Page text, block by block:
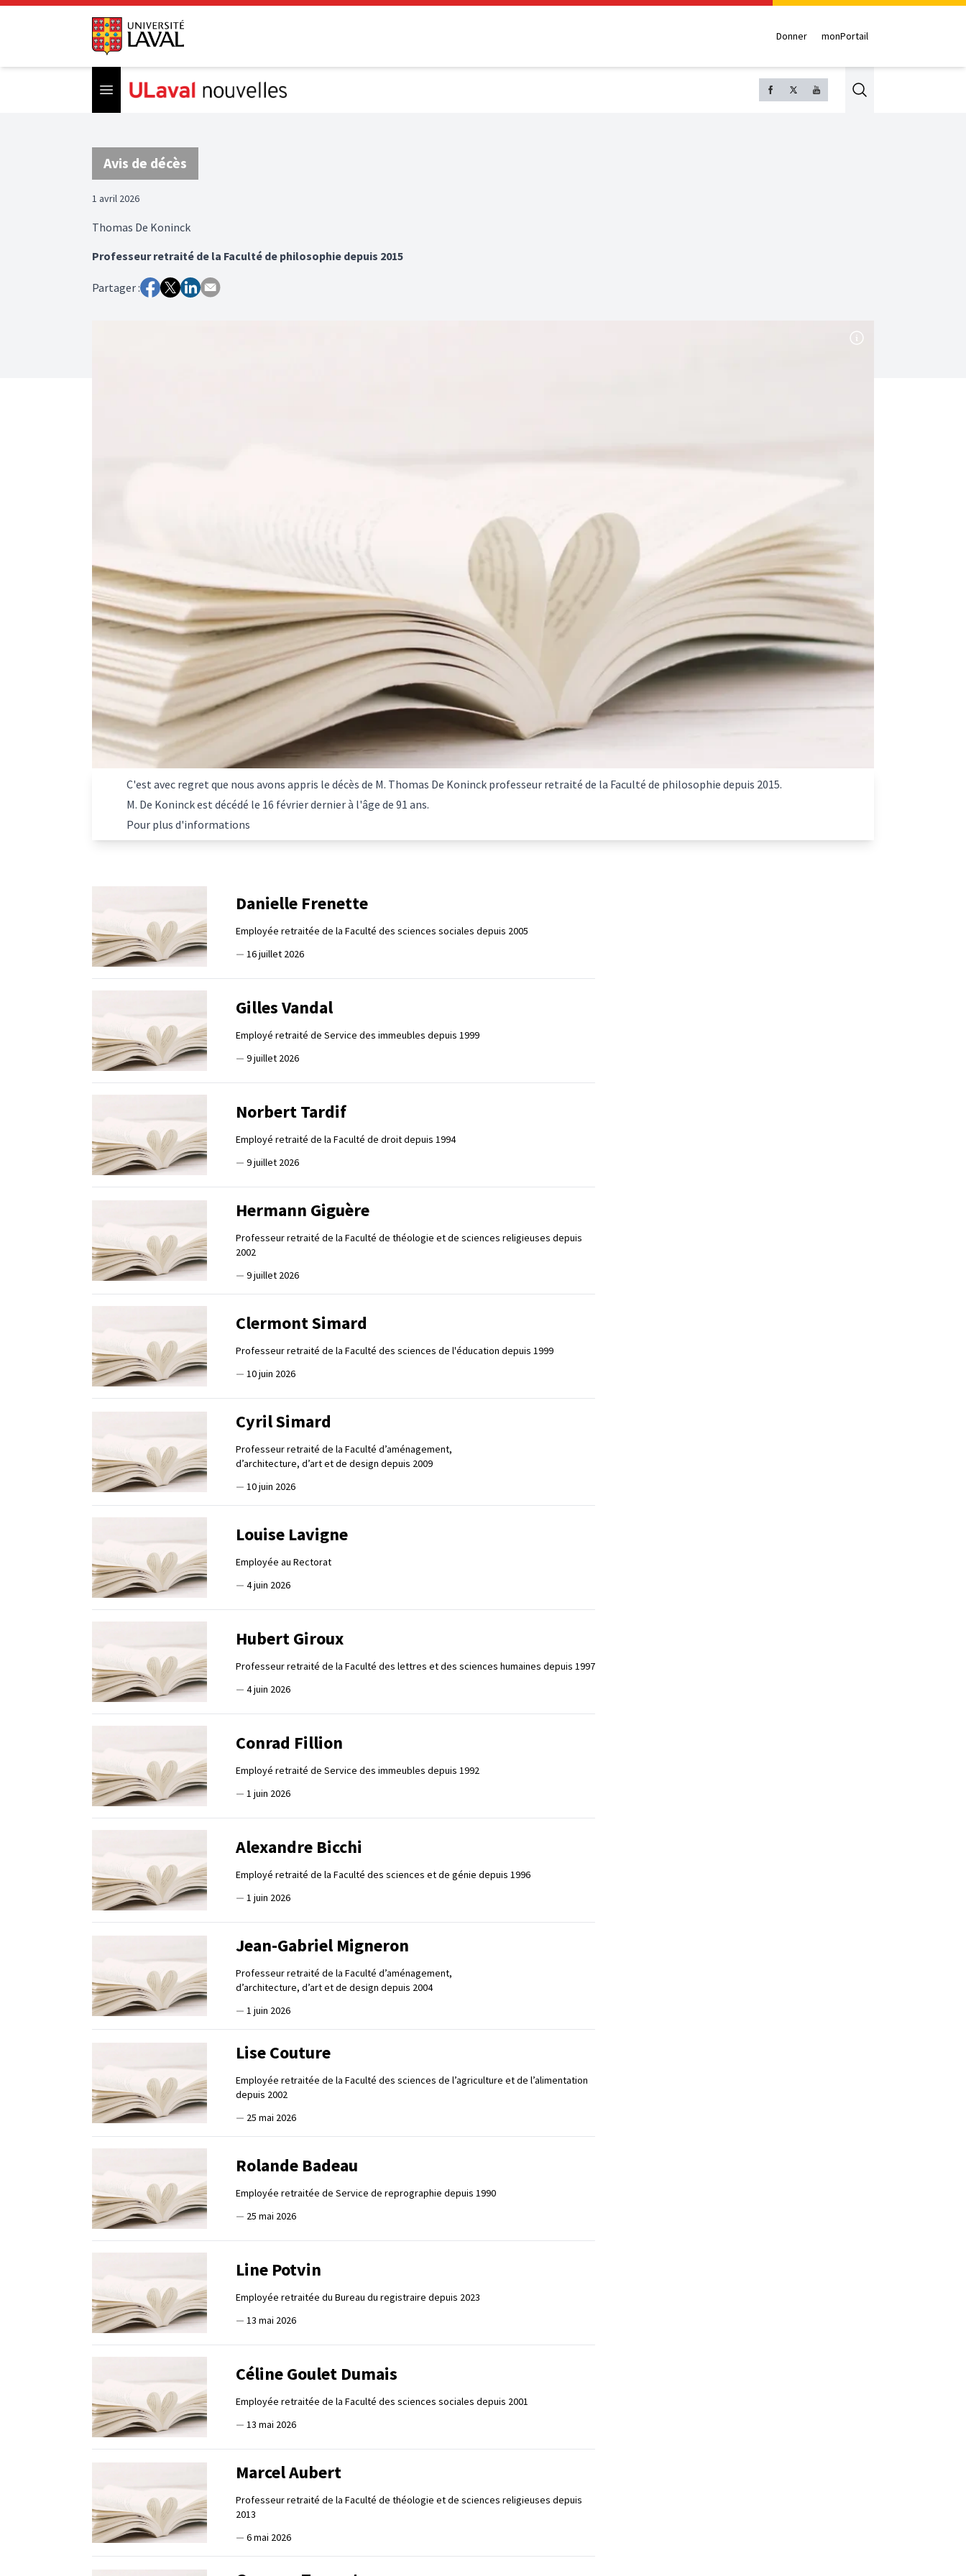
Donner monPortail
Open menu Search
Avis de décès
1 avril 2026
Thomas De Koninck
Professeur retraité de la Faculté de philosophie depuis 2015
Partager :
C'est avec regret que nous avons appris le décès de M. Thomas De Koninck professeur retraité de la Faculté de philosophie depuis 2015.
M. De Koninck est décédé le 16 février dernier à l'âge de 91 ans.
Pour plus d'informations
Danielle Frenette
Employée retraitée de la Faculté des sciences sociales depuis 2005
— 16 juillet 2026
Gilles Vandal
Employé retraité de Service des immeubles depuis 1999
— 9 juillet 2026
Norbert Tardif
Employé retraité de la Faculté de droit depuis 1994
— 9 juillet 2026
Hermann Giguère
Professeur retraité de la Faculté de théologie et de sciences religieuses depuis
2002
— 9 juillet 2026
Clermont Simard
Professeur retraité de la Faculté des sciences de l'éducation depuis 1999
— 10 juin 2026
Cyril Simard
Professeur retraité de la Faculté d’aménagement,
d’architecture, d’art et de design depuis 2009
— 10 juin 2026
Louise Lavigne
Employée au Rectorat
— 4 juin 2026
Hubert Giroux
Professeur retraité de la Faculté des lettres et des sciences humaines depuis 1997
— 4 juin 2026
Conrad Fillion
Employé retraité de Service des immeubles depuis 1992
— 1 juin 2026
Alexandre Bicchi
Employé retraité de la Faculté des sciences et de génie depuis 1996
— 1 juin 2026
Jean-Gabriel Migneron
Professeur retraité de la Faculté d’aménagement,
d’architecture, d’art et de design depuis 2004
— 1 juin 2026
Lise Couture
Employée retraitée de la Faculté des sciences de l’agriculture et de l’alimentation
depuis 2002
— 25 mai 2026
Rolande Badeau
Employée retraitée de Service de reprographie depuis 1990
— 25 mai 2026
Line Potvin
Employée retraitée du Bureau du registraire depuis 2023
— 13 mai 2026
Céline Goulet Dumais
Employée retraitée de la Faculté des sciences sociales depuis 2001
— 13 mai 2026
Marcel Aubert
Professeur retraité de la Faculté de théologie et de sciences religieuses depuis
2013
— 6 mai 2026